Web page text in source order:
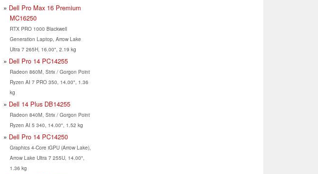
Dell Pro Max 16 Premium
MC16250
RTX PRO 1000 Blackwell
Generation Laptop, Arrow Lake
Ultra 7 265H, 16.00", 2.19 kg
Dell Pro 14 PC14255
Radeon 860M, Strix / Gorgon Point
Ryzen AI 7 PRO 350, 14.00", 1.36
kg
Dell 14 Plus DB14255
Radeon 840M, Strix / Gorgon Point
Ryzen AI 5 340, 14.00", 1.52 kg
Dell Pro 14 PC14250
Graphics 4-Core iGPU (Arrow Lake),
Arrow Lake Ultra 7 255U, 14.00",
1.36 kg